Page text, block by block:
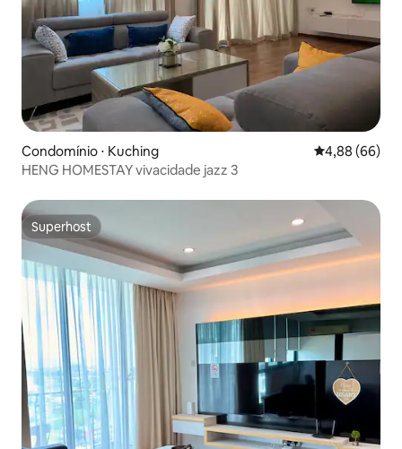
Condomínio ⋅ Kuching 4,88 de uma
4,88 (66)
HENG HOMESTAY vivacidade jazz 3
Superhost
Superhost